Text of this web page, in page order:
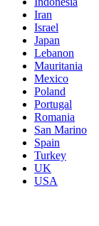
Iran
Israel
Japan
Lebanon
Mauritania
Mexico
Poland
Portugal
Romania
San Marino
Spain
Turkey
UK
USA